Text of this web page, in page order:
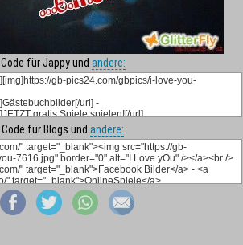
Code für Jappy und andere:
Code für Blogs und andere: